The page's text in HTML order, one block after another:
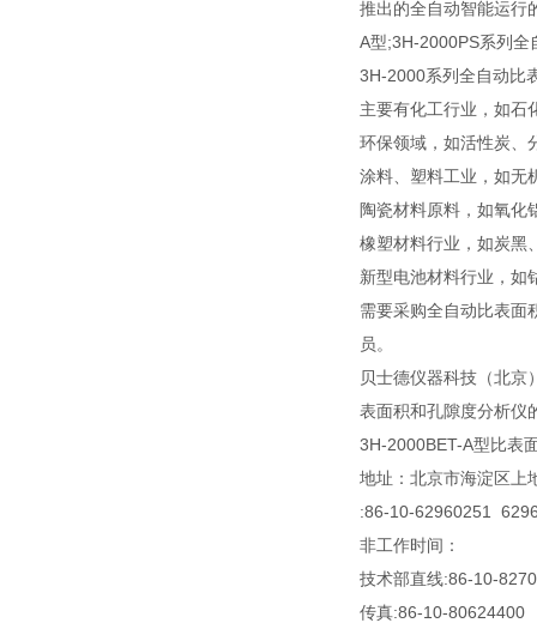
推出的全自动智能运行
A型;3H-2000PS系列全
3H-2000系列全自动比
主要有化工行业，如石
环保领域，如活性炭、
涂料、塑料工业，如无
陶瓷材料原料，如氧化
橡塑材料行业，如炭黑
新型电池材料行业，如
需要采购全自动比表面
员。
贝士德仪器科技（北京
表面积和孔隙度分析仪
3H-2000BET-A型比表
地址：北京市海淀区上
:86-10-62960251
非工作时间：
技术部直线:86-10-
传真:86-10-80624400